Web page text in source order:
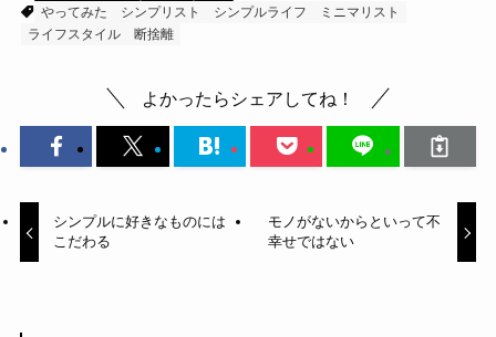
やってみた
シンプリスト シンプルライフ
ミニマリスト
ライフスタイル
断捨離
よかったらシェアしてね！
シンプルに好きなものには
こだわる
モノがないからといって不
幸せではない